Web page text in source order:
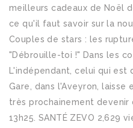
meilleurs cadeaux de Noël
ce qu'il faut savoir sur la
Couples de stars : les
"Débrouille-toi !" Dans les
L'indépendant, celui qui
Gare, dans l'Aveyron,
très prochainement
13h25. SANTÉ ZEVO 2,629